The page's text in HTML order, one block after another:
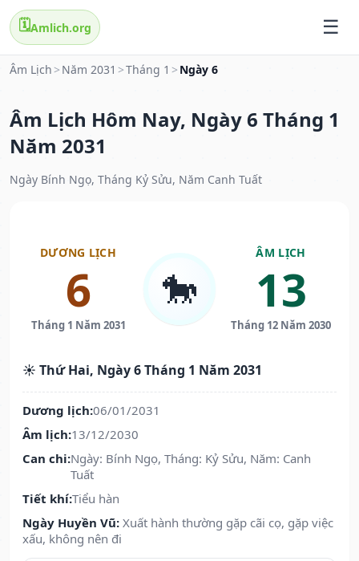
🗓️Amlich.org
Âm Lịch > Năm 2031 >Tháng 1 > Ngày 6
Âm Lịch Hôm Nay, Ngày 6 Tháng 1
Năm 2031
Ngày Bính Ngọ, Tháng Kỷ Sửu, Năm Canh Tuất
DƯƠNG LỊCH
6
Tháng 1 Năm 2031
🐎
ÂM LỊCH
13
Tháng 12 Năm 2030
☀️ Thứ Hai, Ngày 6 Tháng 1 Năm 2031
Dương lịch:06/01/2031
Âm lịch:13/12/2030
Can chi:Ngày: Bính Ngọ, Tháng: Kỷ Sửu, Năm: Canh
Tuất
Tiết khí:Tiểu hàn
Ngày Huyền Vũ: Xuất hành thường gặp cãi cọ, gặp việc
xấu, không nên đi